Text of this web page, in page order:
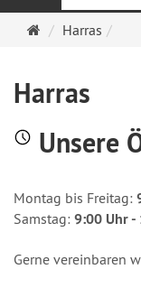
Startseite
Harras
Harras
Unsere
Montag bis Freitag:
Samstag: 9:00 Uhr -
Gerne vereinbaren